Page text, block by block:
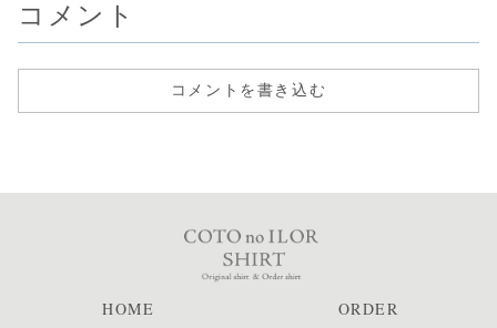
コメント
コメントを書き込む
HOME
ORDER